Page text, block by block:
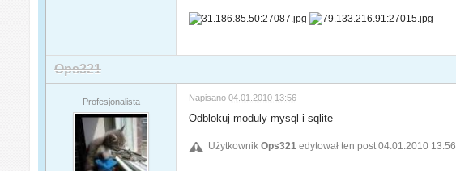
Ops321
Profesjonalista Napisano04.01.2010 13:56
Odblokuj moduly mysql i sqlite
UżytkownikOps321 edytował ten post 04.01.2010 13:56